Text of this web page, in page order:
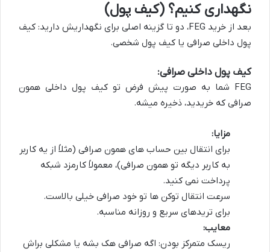
نگهداری کنیم؟ (کیف پول)
بعد از خرید FEG، دو تا گزینه اصلی برای نگهداریش دارید: کیف
پول داخلی صرافی یا کیف پول شخصی.
کیف پول داخلی صرافی:
FEG شما به صورت پیش فرض تو کیف پول داخلی همون
صرافی که خریدید، ذخیره میشه.
مزایا:
برای انتقال بین حساب های همون صرافی (مثلاً از یه کاربر
به کاربر دیگه تو همون صرافی)، معمولاً کارمزد شبکه
پرداخت نمی کنید.
سرعت انتقال توکن ها تو خود صرافی خیلی بالاست.
برای تریدهای سریع و روزانه مناسبه.
معایب:
ریسک متمرکز بودن: اگه صرافی هک بشه یا مشکلی براش